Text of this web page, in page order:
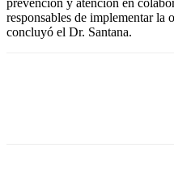
responsables de implementar la
concluyó el Dr. Santana.